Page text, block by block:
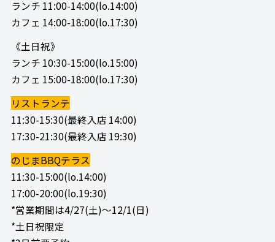
ランチ 11:00-14:00(lo.14:00)
カフェ 14:00-18:00(lo.17:30)
《土日祝》
ランチ 10:30-15:00(lo.15:00)
カフェ 15:00-18:00(lo.17:30)
リストランテ
11:30-15:30(最終入店 14:00)
17:30-21:30(最終入店 19:30)
のじまBBQテラス
11:30-15:00(lo.14:00)
17:00-20:00(lo.19:30)
*営業期間は4/27(土)～12/1(日)
*土日祝限定